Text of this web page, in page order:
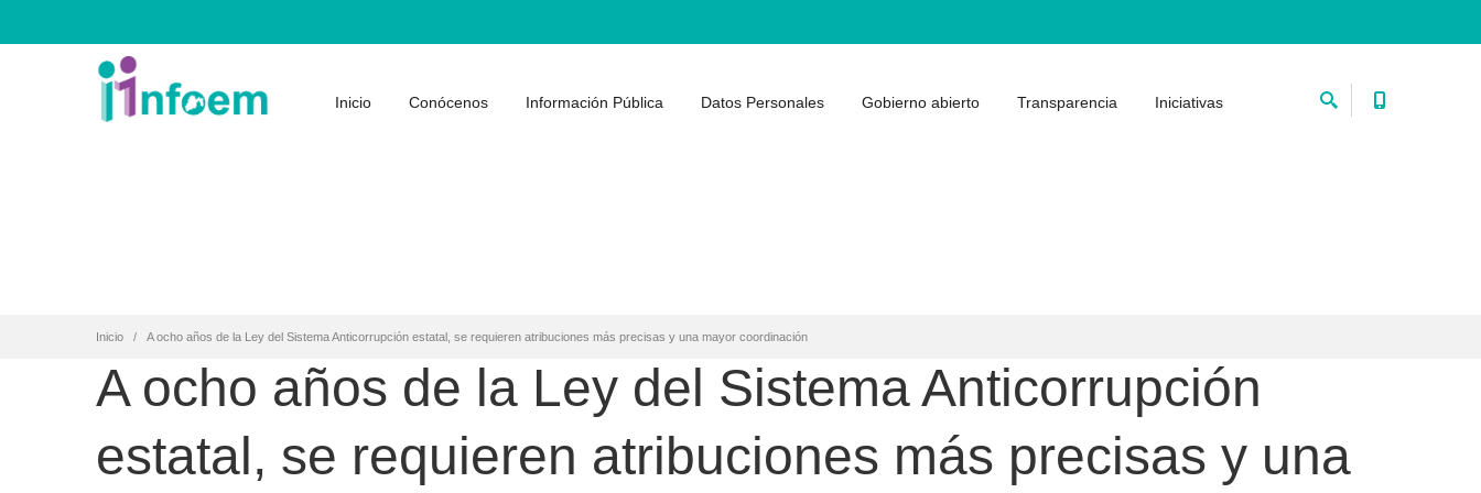
Inicio Conócenos Información Pública Datos Personales Gobierno abierto Transparencia Iniciativas
Inicio A ocho años de la Ley del Sistema Anticorrupción estatal, se requieren atribuciones más precisas y una mayor coordinación
A ocho años de la Ley del Sistema Anticorrupción
estatal, se requieren atribuciones más precisas y una